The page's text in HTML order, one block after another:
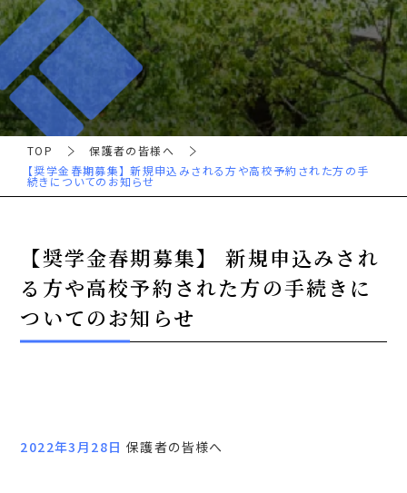
TOP
保護者の皆様へ
【奨学金春期募集】 新規申込みされる方や高校予約された方の手
続きについてのお知らせ
【奨学金春期募集】 新規申込みされ
る方や高校予約された方の手続きに
ついてのお知らせ
2022年3月28日 保護者の皆様へ